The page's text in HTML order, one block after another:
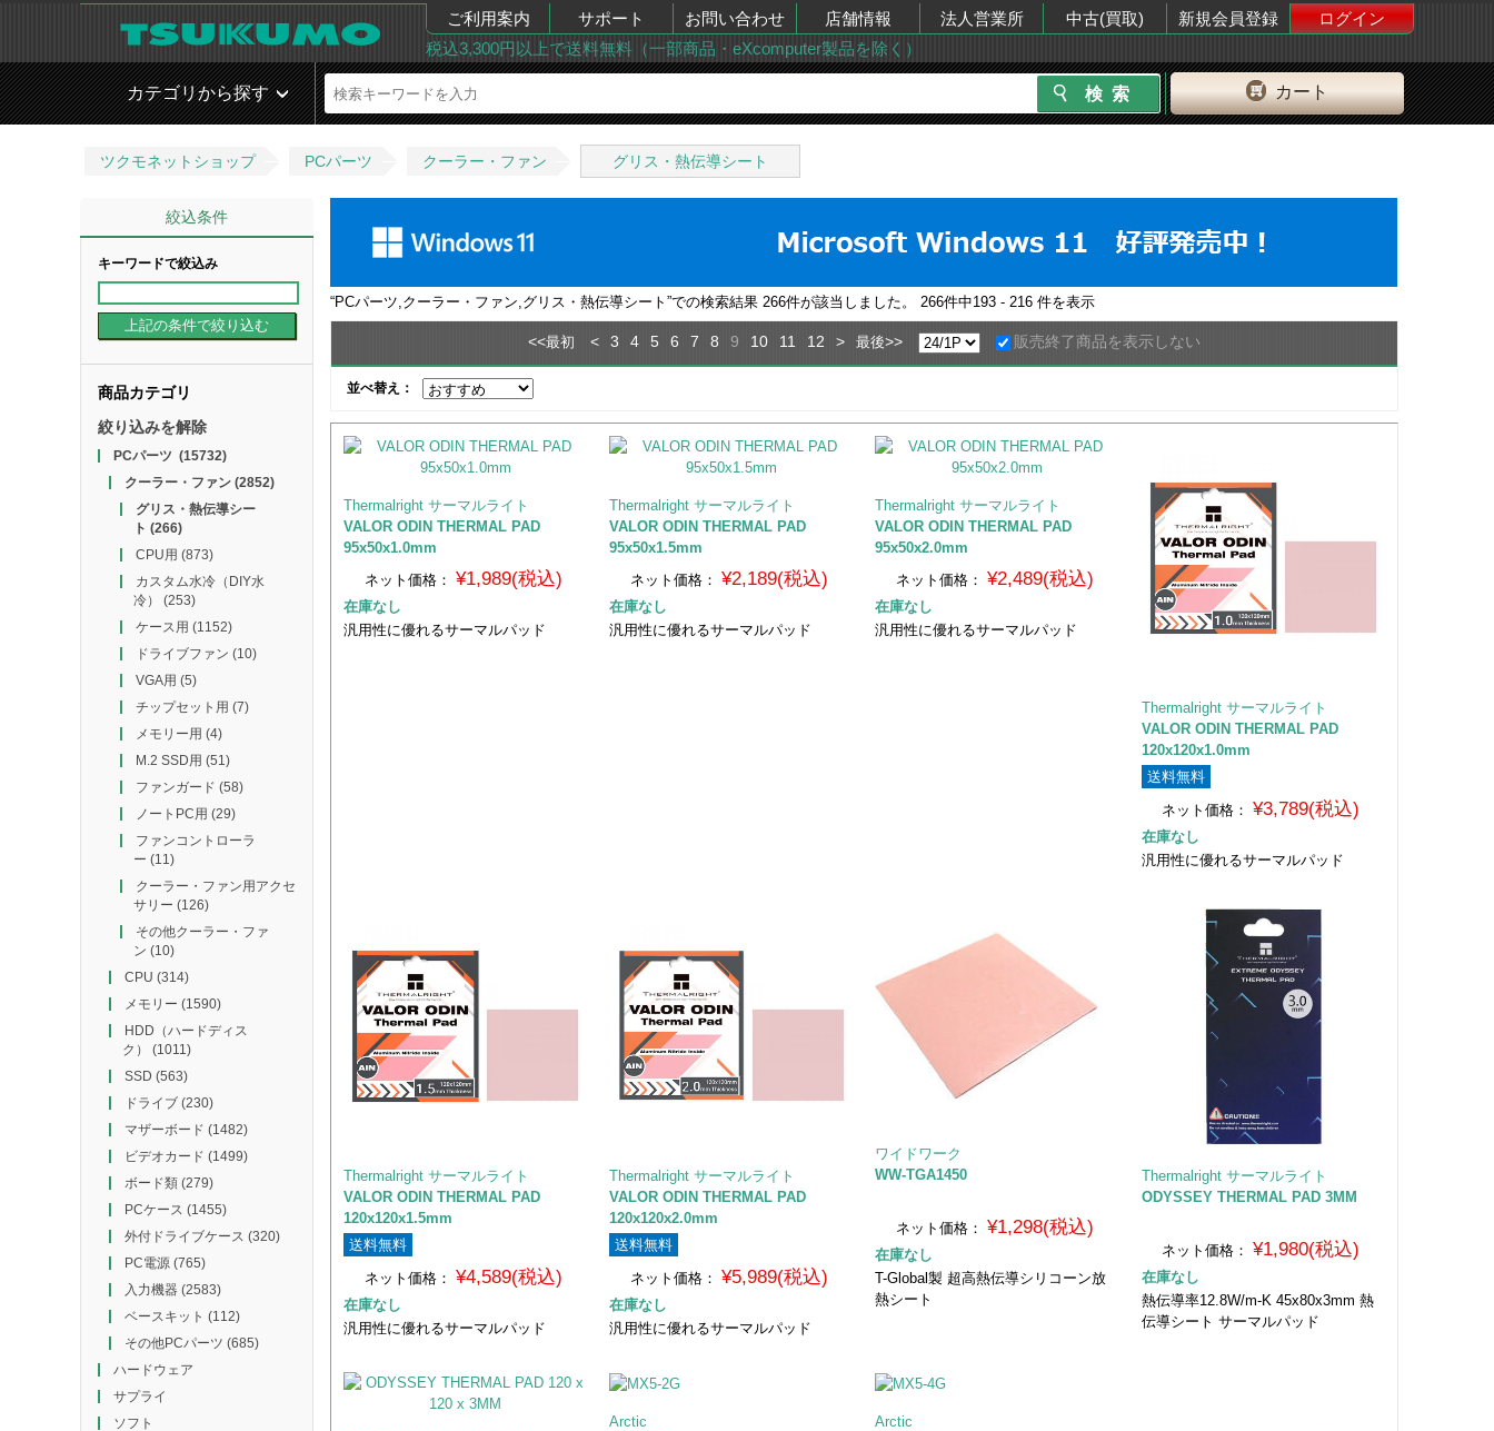
ご利用案内 サポート お問い合わせ 店舗情報 法人営業所 中古(買取) 新規会員登録
ログイン
税込3,300円以上で送料無料（一部商品・eXcomputer製品を除く）
カート
カテゴリから探す
ツクモネットショップ PCパーツ クーラー・ファン グリス・熱伝導シート
絞込条件
キーワードで絞込み
商品カテゴリ
絞り込みを解除
PCパーツ (15732)
クーラー・ファン(2852)
グリス・熱伝導シー
ト (266)
CPU用 (873)
カスタム水冷（DIY水
冷）
(253)
ケース用 (1152)
ドライブファン (10)
VGA用 (5)
チップセット用 (7)
メモリー用 (4)
M.2 SSD用 (51)
ファンガード (58)
ノートPC用 (29)
ファンコントローラ
ー (11)
クーラー・ファン用アクセ
サリー (126)
その他クーラー・ファ
ン (10)
CPU (314)
メモリー (1590)
HDD（ハードディス
ク）
(1011)
SSD (563)
ドライブ(230)
マザーボード (1482)
ビデオカード (1499)
ボード類(279)
PCケース (1455)
外付ドライブケース (320)
PC電源(765)
入力機器(2583)
ベースキット (112)
その他PCパーツ (685)
ハードウェア
サプライ
ソフト
“PCパーツ,クーラー・ファン,グリス・熱伝導シート ”での検索結果 266件が該当しました。 266件中193 - 216 件を表示
<<最初 < 3 4 5 6 7 8 9 10 11 12 > 最後>> 販売終了商品を表示しない
並べ替え：
Thermalright サーマルライト
VALOR ODIN THERMAL PAD
95x50x1.0mm
ネット価格： ¥1,989(税込)
在庫なし
汎用性に優れるサーマルパッド
Thermalright サーマルライト
VALOR ODIN THERMAL PAD
95x50x1.5mm
ネット価格： ¥2,189(税込)
在庫なし
汎用性に優れるサーマルパッド
Thermalright サーマルライト
VALOR ODIN THERMAL PAD
95x50x2.0mm
ネット価格：
¥2,489(税込)
在庫なし
汎用性に優れるサーマルパッド
Thermalright サーマルライト
VALOR ODIN THERMAL PAD
120x120x1.0mm
送料無料
ネット価格：
¥3,789(税込)
在庫なし
汎用性に優れるサーマルパッド
Thermalright サーマルライト
VALOR ODIN THERMAL PAD
120x120x1.5mm
送料無料
ネット価格： ¥4,589(税込)
在庫なし
汎用性に優れるサーマルパッド
Thermalright サーマルライト
VALOR ODIN THERMAL PAD
120x120x2.0mm
送料無料
ネット価格： ¥5,989(税込)
在庫なし
汎用性に優れるサーマルパッド
ワイドワーク
WW-TGA1450
ネット価格： ¥1,298(税込)
在庫なし
T-Global製 超高熱伝導シリコーン放
熱シート
Thermalright サーマルライト
ODYSSEY THERMAL PAD 3MM
ネット価格： ¥1,980(税込)
在庫なし
熱伝導率12.8W/m-K 45x80x3mm 熱
伝導シート サーマルパッド
Arctic
Arctic